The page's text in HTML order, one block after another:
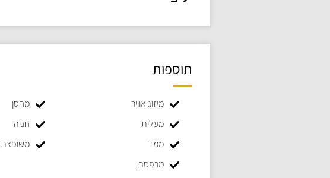
תוספות
מיזוג אוויר
מחסן
מעלית
חניה
ממד
משופצת
מרפסת